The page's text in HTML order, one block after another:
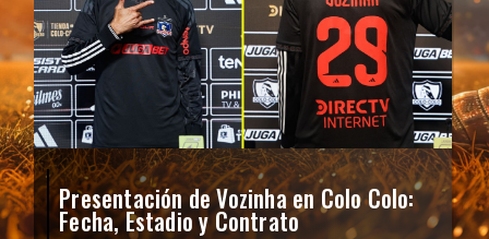
Presentación de Vozinha en Colo Colo:
Fecha, Estadio y Contrato